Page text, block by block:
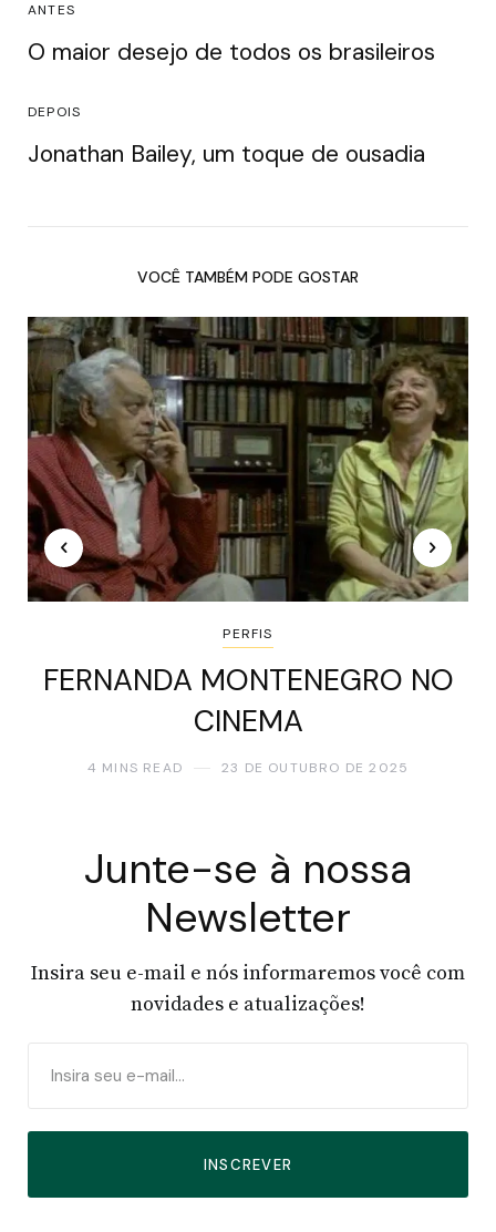
ANTES
O maior desejo de todos os brasileiros
DEPOIS
Jonathan Bailey, um toque de ousadia
VOCÊ TAMBÉM PODE GOSTAR
PERFIS
FERNANDA MONTENEGRO NO
CINEMA
4 MINS READ 23 DE OUTUBRO DE 2025
Junte-se à nossa
Newsletter
Insira seu e-mail e nós informaremos você com
novidades e atualizações!
INSCREVER